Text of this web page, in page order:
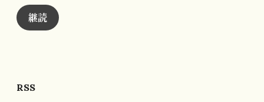
ア
ド
レ
継読
RSS